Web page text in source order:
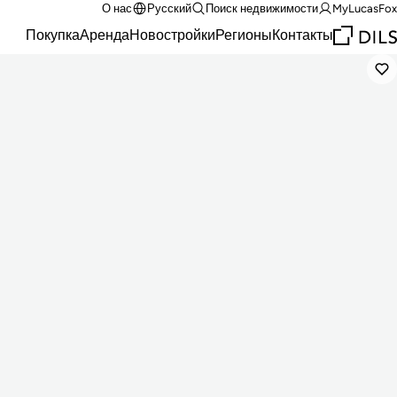
О нас Русский Поиск недвижимости MyLucasFox
ПокупкаАрендаНовостройкиРегионыКонтакты